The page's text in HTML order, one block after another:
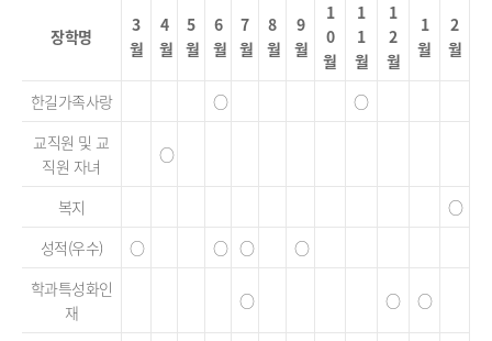
장학명
3
월
4
월
5
월
6
월
7
월
8
월
9
월
1
0
월
1
1
월
1
2
월
1
월
2
월
한길가족사랑 ○
○
교직원 및 교
직원 자녀
○
복지
○
성적(우수)
○ ○ ○
○
학과특성화인
재
○ ○ ○